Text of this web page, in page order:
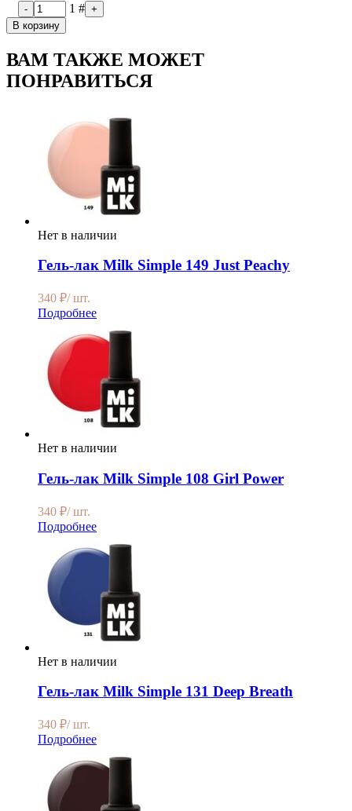
- 1 # +
В корзину
ВАМ ТАКЖЕ МОЖЕТ
ПОНРАВИТЬСЯ
Нет в наличии
Гель-лак Milk Simple 149 Just Peachy
340 ₽/ шт.
Подробнее
Нет в наличии
Гель-лак Milk Simple 108 Girl Power
340 ₽/ шт.
Подробнее
Нет в наличии
Гель-лак Milk Simple 131 Deep Breath
340 ₽/ шт.
Подробнее